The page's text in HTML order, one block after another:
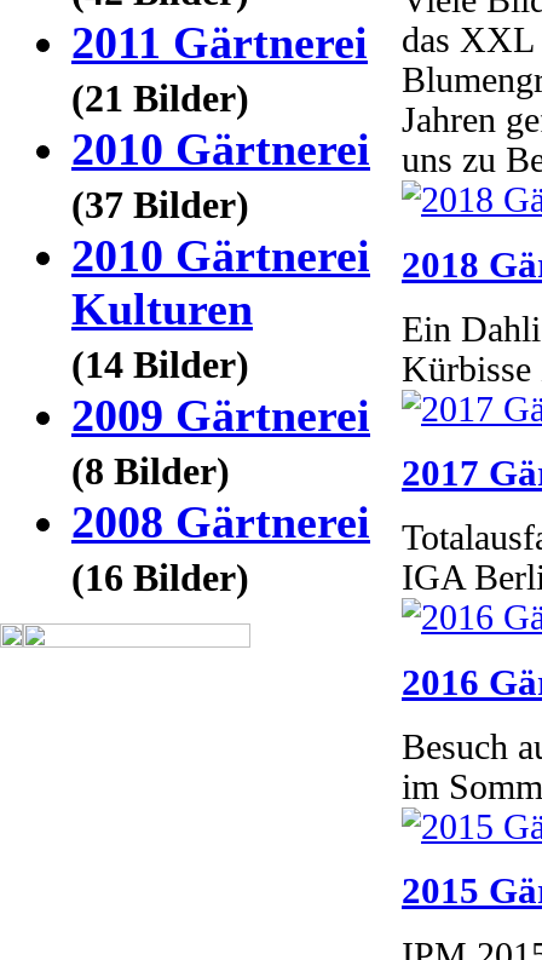
2011 Gärtnerei
(21 Bilder)
2010 Gärtnerei
(37 Bilder)
2010 Gärtnerei
Kulturen
(14 Bilder)
2009 Gärtnerei
(8 Bilder)
2008 Gärtnerei
(16 Bilder)
das XXL
Jahren
uns zu
2018
Ein
Kürbisse
2017
IGA
2016
Besuch
im
2015